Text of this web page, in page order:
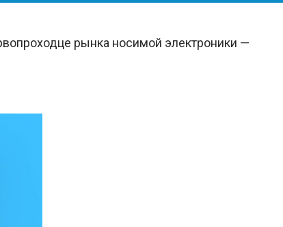
рынка носимой электроники —